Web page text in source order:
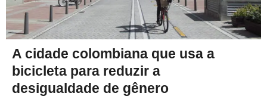
A cidade colombiana que usa a
bicicleta para reduzir a
desigualdade de gênero